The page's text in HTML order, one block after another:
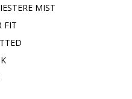
MIST
FIT